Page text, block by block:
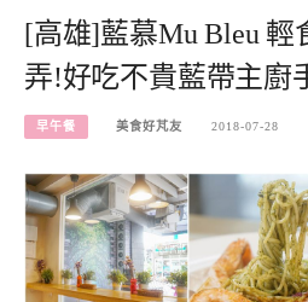
[高雄]藍慕Mu Bleu
弄!好吃不貴藍帶主廚
早午餐 美食好芃友 2018-07-28